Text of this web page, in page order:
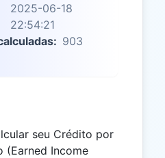
2025-06-18
22:54:21
903
seu Crédito por
(Earned Income